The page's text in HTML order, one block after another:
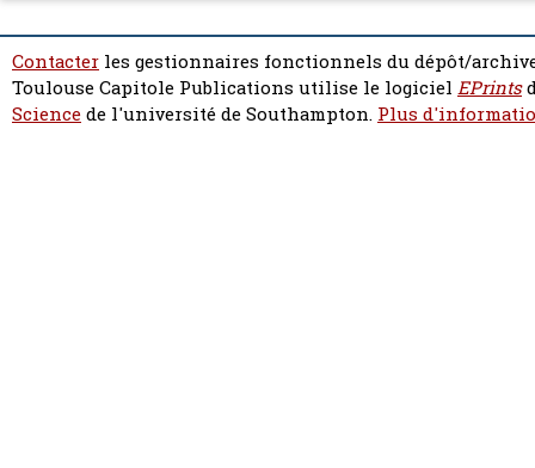
Contacter les gestionnaires fonctionnels du dépôt/
Toulouse Capitole Publications utilise le logiciel EPrints
Sciencede l'université de Southampton. Plus